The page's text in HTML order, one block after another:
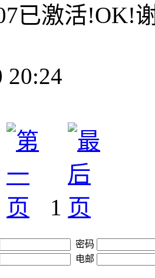
已激活!OK!
20:24
1
密码
电邮